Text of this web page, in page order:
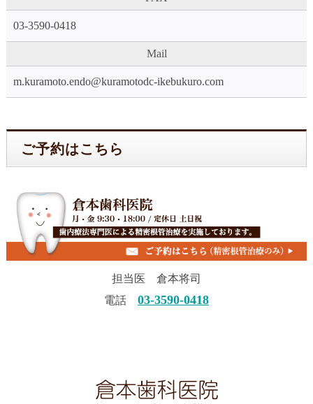
03-3590-0418
Mail
m.kuramoto.endo@kuramotodc-ikebukuro.com
ご予約はこちら
担当医 倉本将司
電話 03-3590-0418